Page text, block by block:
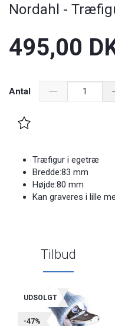
Nordahl -
495,00
Antal
Træfigur i egetræ
Bredde:83 mm
Højde:80 mm
Kan graveres i lille
Tilbud
UDSOLGT
-47%